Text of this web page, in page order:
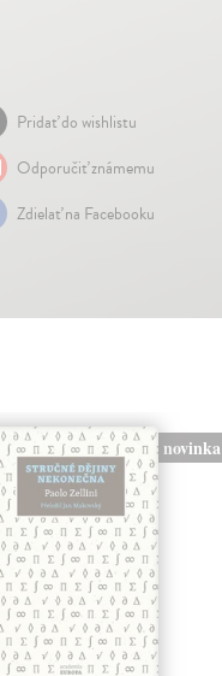
Pridať do wishlistu
Odporučiť známemu
Zdielať na Facebooku
novinka